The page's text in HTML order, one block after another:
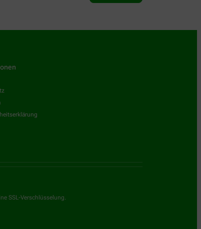
SSL-Verschlüsselung.